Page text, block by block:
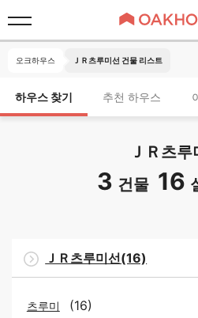
오크하우스 ＪＲ츠루미선 건물 리스트
하우스 찾기 추천 하우스
ＪＲ츠루
3 건물 16
ＪＲ츠루미선(16)
츠루미 (16)